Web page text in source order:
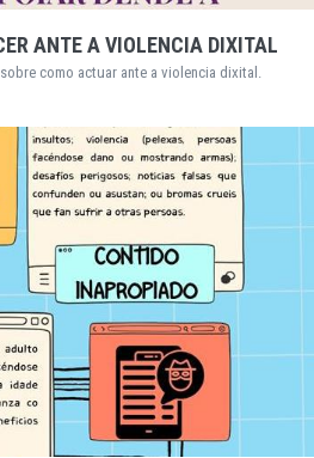
ANTE A VIOLENCIA DIXITAL
como actuar ante a violencia dixital.